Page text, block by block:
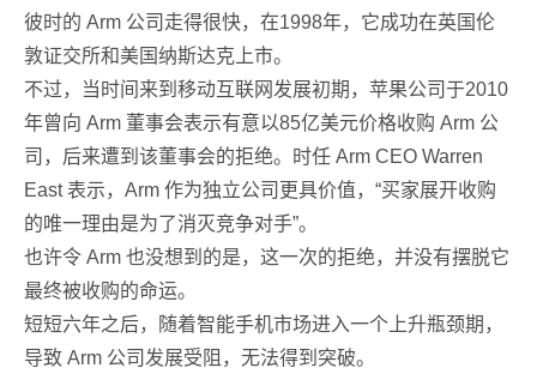
彼时的 Arm 公司走得很快，在1998年，它成功在英国伦
敦证交所和美国纳斯达克上市。
不过，当时间来到移动互联网发展初期，苹果公司于2010
年曾向 Arm 董事会表示有意以85亿美元价格收购 Arm 公
司，后来遭到该董事会的拒绝。时任 Arm CEO Warren
East 表示，Arm 作为独立公司更具价值，“买家展开收购
的唯一理由是为了消灭竞争对手”。
也许令 Arm 也没想到的是，这一次的拒绝，并没有摆脱它
最终被收购的命运。
短短六年之后，随着智能手机市场进入一个上升瓶颈期，
导致 Arm 公司发展受阻，无法得到突破。